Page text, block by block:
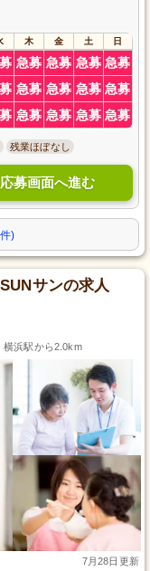
木 金 土 日
急募 急募 急募 急募
急募 急募 急募 急募
急募 急募 急募 急募
残業ほぼなし
応募画面へ進む
)
サンの求人
横浜駅から2.0km
7月28日更新